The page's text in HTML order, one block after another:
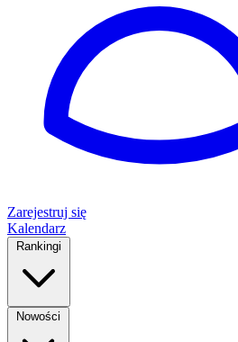
Zarejestruj się
Kalendarz
Rankingi
Nowości